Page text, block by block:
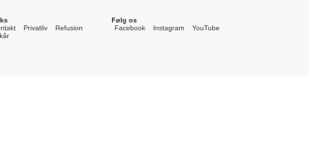
Privatliv
Refusion
Følg os
Facebook
Instagram YouTube